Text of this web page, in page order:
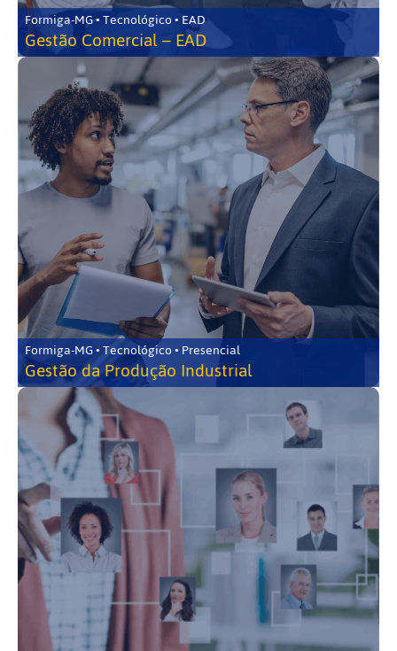
Formiga-MG • Tecnológico • EAD
Gestão Comercial – EAD
Formiga-MG • Tecnológico • Presencial
Gestão da Produção Industrial